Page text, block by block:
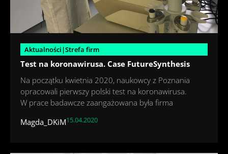
Aktualności|Strefa firm
Test na koronawirusa. Case FutureSynthesis
Na początku kwietnia 2020, naukowcy z Poznania
opracowali pierwszy polski test na koronawirusa.
W prace badawcze zaangażowana była firma
Magda_DKiM15.04.2020